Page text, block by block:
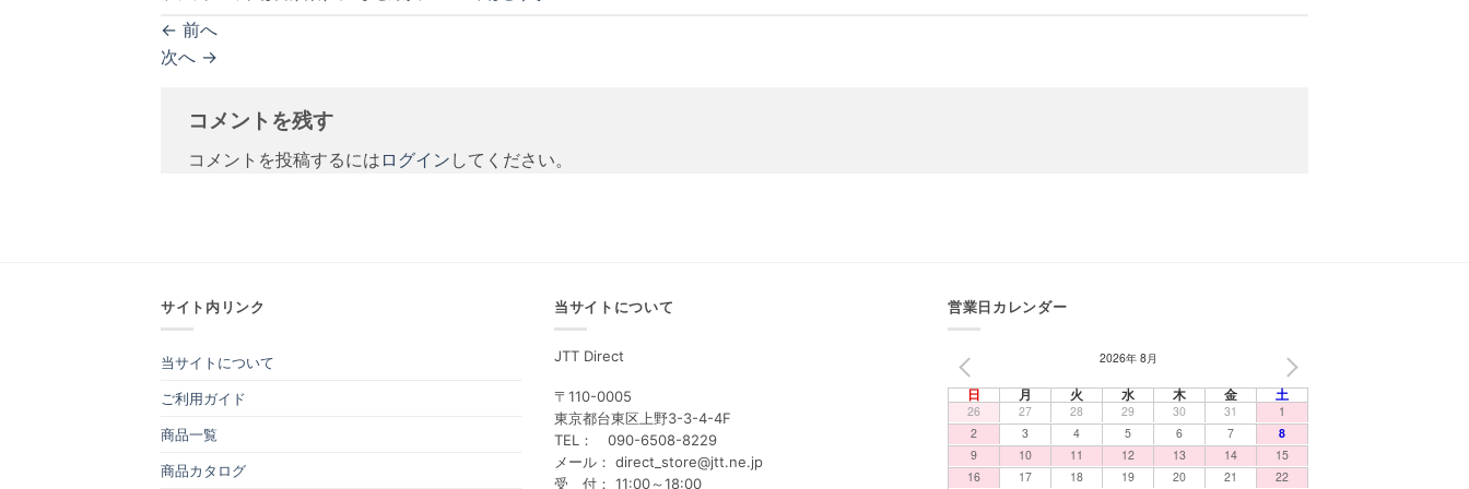
← 前へ
次へ →
コメントを残す
コメントを投稿するには ログイン してください。
サイト内リンク
当サイトについて
ご利用ガイド
商品一覧
商品カタログ
当サイトについて
JTT Direct
〒110-0005
東京都台東区上野3-3-4-4F
TEL： 090-6508-8229
メール： direct_store@jtt.ne.jp
受 付： 11:00～18:00
営業日カレンダー
2026年 8月
日 月 火 水 木 金 土
26 27 28 29 30 31
1
2
3 4 5 6 7
8
9
10 11 12 13 14
15
16
17 18 19 20 21 22